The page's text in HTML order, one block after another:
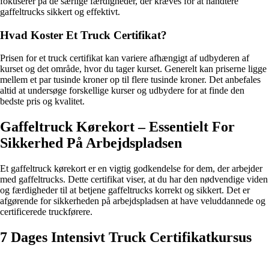
gaffeltrucks sikkert og effektivt.
Hvad Koster Et Truck Certifikat?
Prisen for et truck certifikat kan variere afhængigt af udbyderen af
kurset og det område, hvor du tager kurset. Generelt kan priserne ligge
mellem et par tusinde kroner op til flere tusinde kroner. Det anbefales
altid at undersøge forskellige kurser og udbydere for at finde den
bedste pris og kvalitet.
Gaffeltruck Kørekort – Essentielt For
Sikkerhed På Arbejdspladsen
Et gaffeltruck kørekort er en vigtig godkendelse for dem, der arbejder
med gaffeltrucks. Dette certifikat viser, at du har den nødvendige viden
og færdigheder til at betjene gaffeltrucks korrekt og sikkert. Det er
afgørende for sikkerheden på arbejdspladsen at have veluddannede og
certificerede truckførere.
7 Dages Intensivt Truck Certifikatkursus